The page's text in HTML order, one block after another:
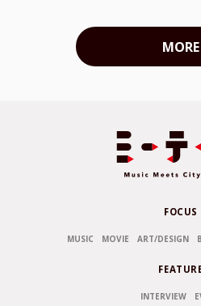
MORE
FOCUS
MUSIC MOVIE ART/DESIGN
INTERVIEW